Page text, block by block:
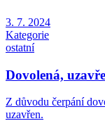
3. 7. 2024
Kategorie
ostatní
Dovolená,
Z důvodu čerpání
uzavřen.